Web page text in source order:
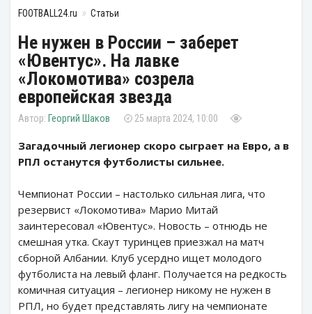
FOOTBALL24.ru Статьи
Не нужен в России – заберет
«Ювентус». На лавке
«Локомотива» созрела
европейская звезда
Георгий Шаков 25 марта 2024, 10:00
Загадочный легионер скоро сыграет на Евро, а в
РПЛ останутся футболисты сильнее.
Чемпионат России – настолько сильная лига, что
резервист «Локомотива» Марио Митай
заинтересовал «Ювентус». Новость – отнюдь не
смешная утка. Скаут туринцев приезжал на матч
сборной Албании. Клуб усердно ищет молодого
футболиста на левый фланг. Получается на редкость
комичная ситуация – легионер никому не нужен в
РПЛ, но будет представлять лигу на чемпионате